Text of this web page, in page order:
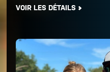
VOIR LES DÉTAILS